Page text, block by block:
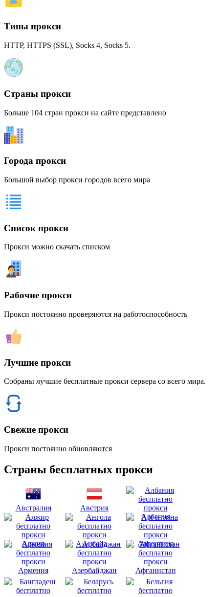
Типы прокси
HTTP, HTTPS (SSL), Socks 4, Socks 5.
Страны прокси
Больше 104 стран прокси на сайте представлено
Города прокси
Большой выбор прокси городов всего мира
Список прокси
Прокси можно скачать списком
Рабочие прокси
Прокси постоянно проверяются на работоспособность
Лучшие прокси
Собраны лучшие бесплатные прокси сервера со всего мира.
Свежие прокси
Прокси постоянно обновляются
Страны бесплатных прокси
Австралия
Австрия
Албания
Алжир Ангола Аргентина
Армения Азербайджан Афганистан